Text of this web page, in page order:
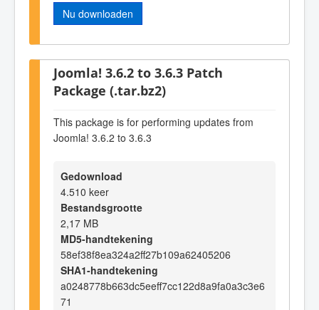
Nu downloaden
Joomla! 3.6.2 to 3.6.3 Patch
Package (.tar.bz2)
This package is for performing updates from
Joomla! 3.6.2 to 3.6.3
Gedownload
4.510 keer
Bestandsgrootte
2,17 MB
MD5-handtekening
58ef38f8ea324a2ff27b109a62405206
SHA1-handtekening
a0248778b663dc5eeff7cc122d8a9fa0a3c3e6
71